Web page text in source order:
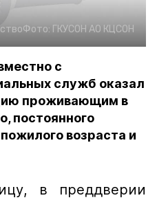
Фото: ГКУСОН АО КЦСОН
с
служб оказал
проживающим в
постоянного
возраста и
в преддверии